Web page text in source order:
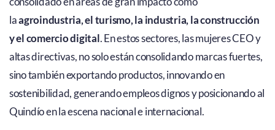
laagroindustria, el turismo, la industria, la construcción
y el comercio digital. En estos sectores, las mujeres CEO y
altas directivas, no solo están consolidando marcas fuertes,
sino también exportando productos, innovando en
sostenibilidad, generando empleos dignos y posicionando al
Quindío en la escena nacional e internacional.